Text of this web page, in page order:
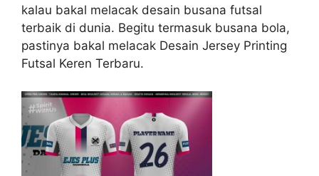
kalau bakal melacak desain busana futsal
terbaik di dunia. Begitu termasuk busana bola,
pastinya bakal melacak Desain Jersey Printing
Futsal Keren Terbaru.